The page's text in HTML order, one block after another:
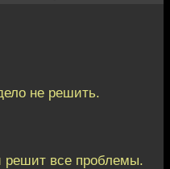
не решить.
все проблемы.